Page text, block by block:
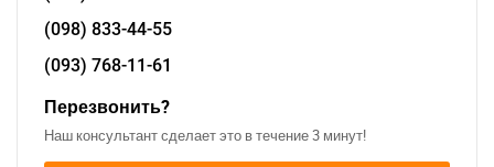
(098) 833-44-55
(093) 768-11-61
Перезвонить?
Наш консультант сделает это в течение 3 минут!